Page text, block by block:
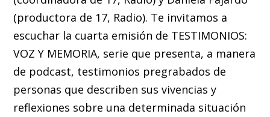
(productora de 17, Radio). Te invitamos a
escuchar la cuarta emisión de TESTIMONIOS:
VOZ Y MEMORIA, serie que presenta, a manera
de podcast, testimonios pregrabados de
personas que describen sus vivencias y
reflexiones sobre una determinada situación